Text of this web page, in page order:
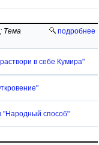
подробнее
Тема
в себе Кумира"
"Народный способ"